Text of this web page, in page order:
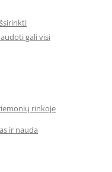
gali visi
rinkoje
ir nauda